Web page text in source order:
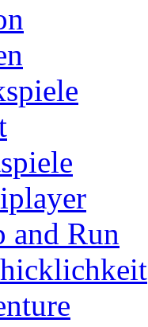
and Run